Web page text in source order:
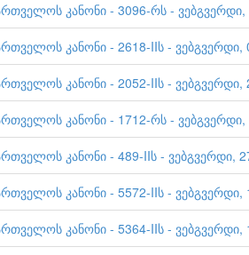
კანონი - 3096-რს -
კანონი - 2618-IIს - ვებგვერდი,
კანონი - 2052-IIს - ვებგვერდი,
კანონი - 1712-რს -
კანონი - 489-IIს - ვებგვერდი,
კანონი - 5572-IIს - ვებგვერდი,
კანონი - 5364-IIს - ვებგვერდი,